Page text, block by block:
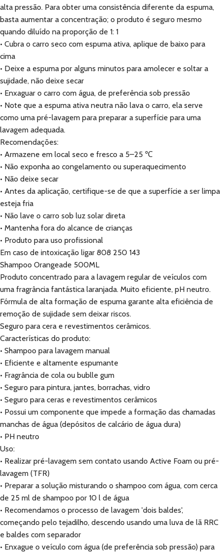
alta pressão. Para obter uma consistência diferente da espuma,
basta aumentar a concentração; o produto é seguro mesmo
quando diluído na proporção de 1: 1
• Cubra o carro seco com espuma ativa, aplique de baixo para
cima
• Deixe a espuma por alguns minutos para amolecer e soltar a
sujidade, não deixe secar
• Enxaguar o carro com água, de preferência sob pressão
• Note que a espuma ativa neutra não lava o carro, ela serve
como uma pré-lavagem para preparar a superfície para uma
lavagem adequada.
Recomendações:
• Armazene em local seco e fresco a 5–25 ℃
• Não exponha ao congelamento ou superaquecimento
• Não deixe secar
• Antes da aplicação, certifique-se de que a superfície a ser limpa
esteja fria
• Não lave o carro sob luz solar direta
• Mantenha fora do alcance de crianças
• Produto para uso profissional
Em caso de intoxicação ligar 808 250 143
Shampoo Orangeade 500ML
Produto concentrado para a lavagem regular de veículos com
uma fragrância fantástica laranjada. Muito eficiente, pH neutro.
Fórmula de alta formação de espuma garante alta eficiência de
remoção de sujidade sem deixar riscos.
Seguro para cera e revestimentos cerâmicos.
Características do produto:
• Shampoo para lavagem manual
• Eficiente e altamente espumante
• Fragrância de cola ou bublle gum
• Seguro para pintura, jantes, borrachas, vidro
• Seguro para ceras e revestimentos cerâmicos
• Possui um componente que impede a formação das chamadas
manchas de água (depósitos de calcário de água dura)
• PH neutro
Uso:
• Realizar pré-lavagem sem contato usando Active Foam ou pré-
lavagem (TFR)
• Preparar a solução misturando o shampoo com água, com cerca
de 25 ml de shampoo por 10 l de água
• Recomendamos o processo de lavagem 'dois baldes',
começando pelo tejadilho, descendo usando uma luva de lã RRC
e baldes com separador
• Enxague o veículo com água (de preferência sob pressão) para